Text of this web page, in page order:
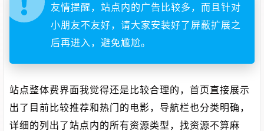
友情提醒，站点内的广告比较多，而且针对
小朋友不友好，请大家安装好了屏蔽扩展之
后再进入，避免尴尬。
站点整体费界面我觉得还是比较合理的，首页直接展示
出了目前比较推荐和热门的电影，导航栏也分类明确，
详细的列出了站点内的所有资源类型，找资源不算麻